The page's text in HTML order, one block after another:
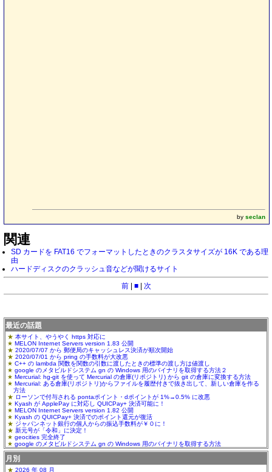
by seclan
関連
SD カードを FAT16 でフォーマットしたときのクラスタサイズが 16K である理
由
ハードディスクのクラッシュ音などが聞けるサイト
前| ■| 次
最近の話題
本サイト、やうやく https 対応に
MELON Internet Servers version 1.83 公開
2020/07/07 から 郵便局のキャッシュレス決済が順次開始
2020/07/01 から pring の手数料が大改悪
C++ の lambda 関数を関数の引数に渡したときの標準の渡し方は値渡し
google のメタビルドシステム gn の Windows 用のバイナリを取得する方法２
Mercurial: hg-git を使って Mercurial の倉庫(リポジトリ) から git の倉庫に変換する方法
Mercurial: ある倉庫(リポジトリ)からファイルを履歴付きで抜き出して、新しい倉庫を作る
方法
ローソンで付与される pontaポイント・dポイントが 1%→0.5% に改悪
Kyash が ApplePay に対応し QUICPay+ 決済可能に！
MELON Internet Servers version 1.82 公開
Kyash の QUICPay+ 決済でのポイント還元が復活
ジャパンネット銀行の個人からの振込手数料が￥０に！
新元号が「令和」に決定！
geocities 完全終了
google のメタビルドシステム gn の Windows 用のバイナリを取得する方法
月別
2026 年 08 月